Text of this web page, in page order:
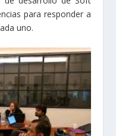
para responder a
uno.